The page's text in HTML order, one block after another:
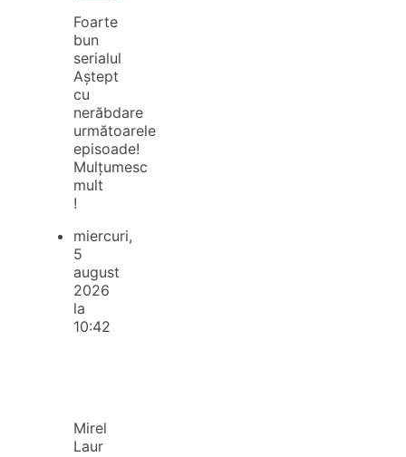
Foarte
bun
serialul
Aștept
cu
nerăbdare
următoarele
episoade!
Mulțumesc
mult
!
miercuri,
5
august
2026
la
10:42
Mirel
Laur